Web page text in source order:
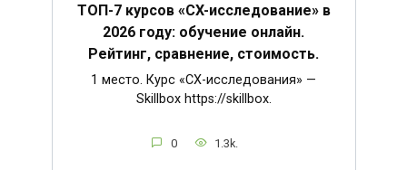
ТОП-7 курсов «CX-исследование» в
2026 году: обучение онлайн.
Рейтинг, сравнение, стоимость.
1 место. Курс «CX-исследования» —
Skillbox https://skillbox.
0 1.3k.